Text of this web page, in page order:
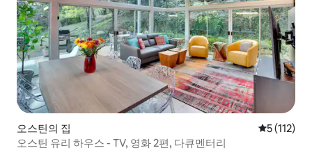
오스틴의 집 평점 5점(5
5 (112)
오스틴 유리 하우스 - TV, 영화 2편, 다큐멘터리